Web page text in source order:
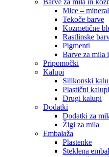
Barve za mila in
Mice –
Tekoče barve
Kozmetične
Rastlinske
Pigmenti
Barve za mila
Pripomočki
Kalupi
Silikonski
Plastični
Drugi kalupi
Dodatki
Dodatki za
Žigi za mila
Embalaža
Plastenke
Steklena